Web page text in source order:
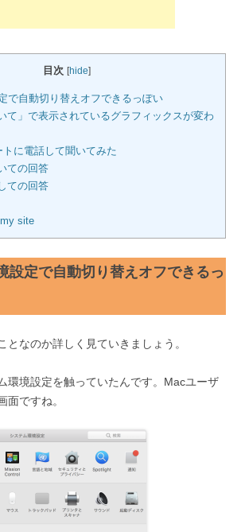
目次 [hide]
で自動切り替えオフできるっぽい
て」で表示されているグラフィックスが変わ
に電話して聞いてみた
ての回答
ての回答
site
設定で自動切り替えオフできるっ
となのか詳しく見ていきましょう。
環境設定を触っていたんです。Macユーザ
面ですね。